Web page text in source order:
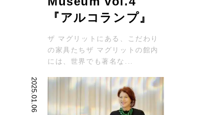
『アルコランプ』
ザ マグリットにある、こだわり
の家具たちザ マグリットの館内
には、世界でも著名な...
2025.01.06